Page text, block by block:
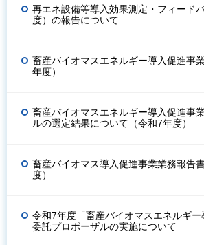
再エネ設備等導入効果測定・フィード
度）の報告について
畜産バイオマスエネルギー導入促進事
年度）
畜産バイオマスエネルギー導入促進事
ルの選定結果について（令和7年度）
畜産バイオマス導入促進事業業務報告
度）
令和7年度「畜産バイオマスエネルギ
委託プロポーザルの実施について